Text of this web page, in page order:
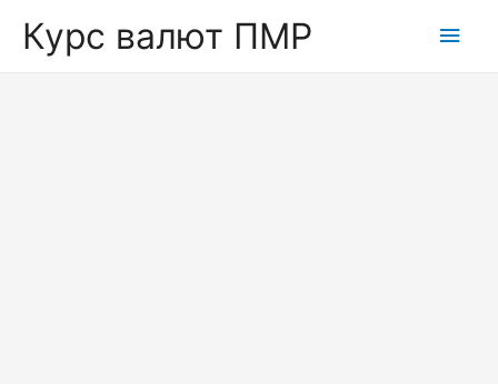
Курс валют ПМР